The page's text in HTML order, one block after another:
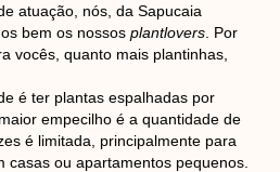
atuação, nós, da Sapucaia
bem os nossos plantlovers. Por
vocês, quanto mais plantinhas,
é ter plantas espalhadas por
empecilho é a quantidade de
é limitada, principalmente para
casas ou apartamentos pequenos.